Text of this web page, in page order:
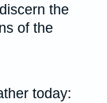
the
of the
today: